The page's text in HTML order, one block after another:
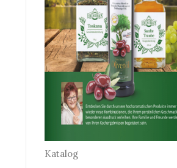
Katalog